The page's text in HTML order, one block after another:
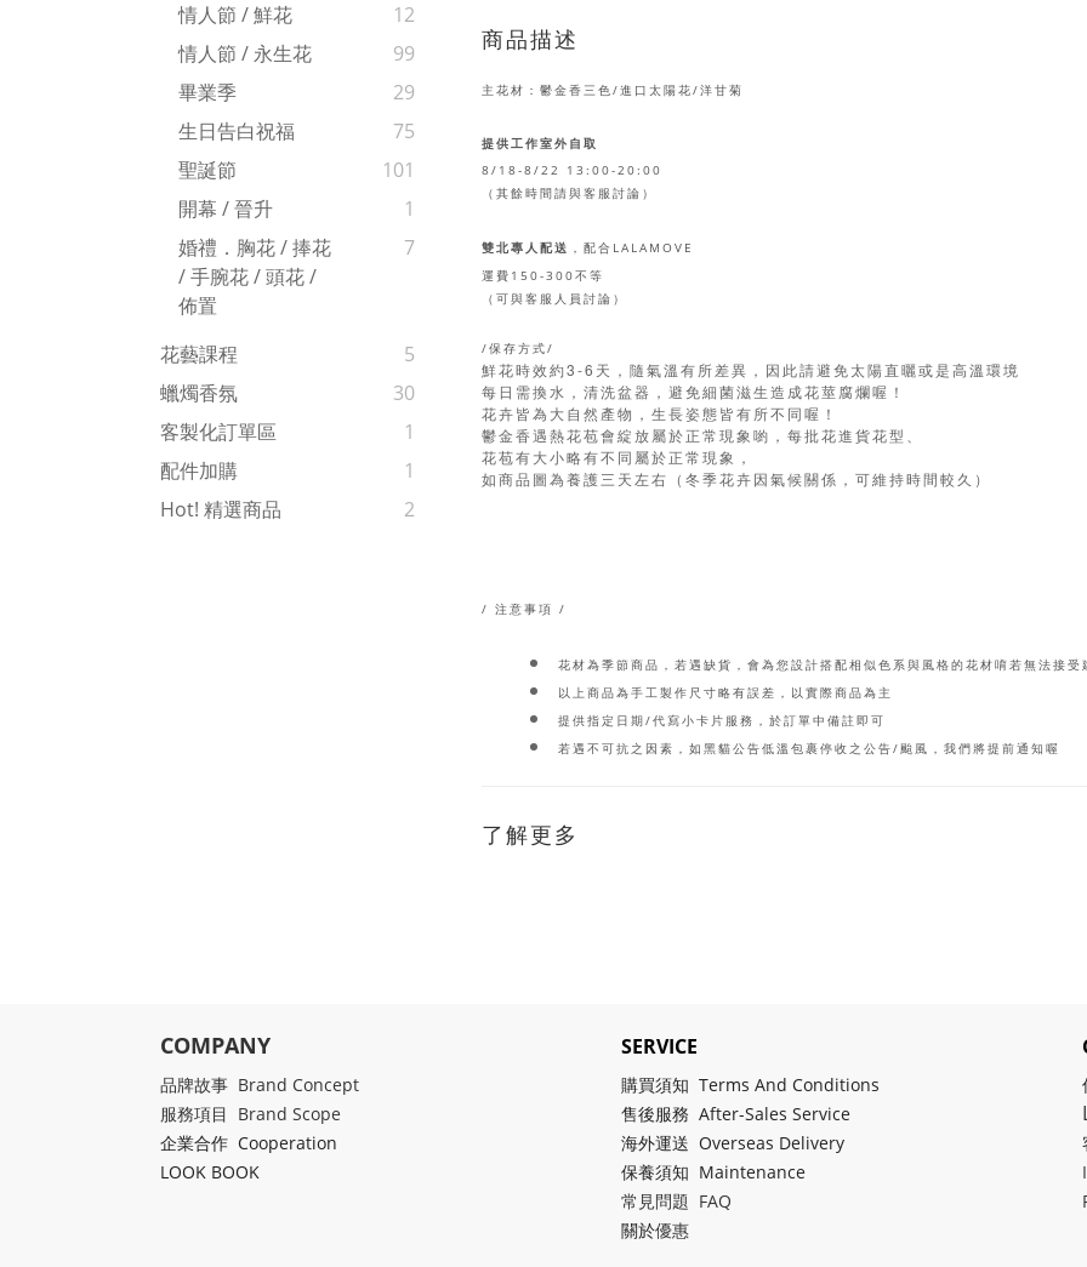
情人節 / 鮮花
12
情人節 / 永生花
99
畢業季
29
生日告白祝福
75
聖誕節
101
開幕 / 晉升
1
婚禮．胸花 / 捧花
/ 手腕花 / 頭花 /
佈置
7
花藝課程
5
蠟燭香氛
30
客製化訂單區
1
配件加購
1
Hot! 精選商品
2
商品描述
主花材：鬱金香三色/進口太陽花/洋甘菊
提供工作室外自取
8/18-8/22 13:00-20:00
（其餘時間請與客服討論）
雙北專人配送 ，配合 LALAMOVE
運費 150-300不等
（可與客服人員討論）
/保存方式/
鮮花時效約3-6 天，隨氣溫有所差異，因此請避免太陽直曬或是高溫環境
每日需換水，清洗盆器，避免細菌滋生造成花莖腐爛喔！
花卉皆為大自然產物，生長姿態皆有所不同喔！
鬱金香遇熱花苞會綻放屬於正常現象喲，每批花進貨花型、
花苞有大小略有不同屬於正常現象，
如商品圖為養護三天左右（冬季花卉因氣候關係，可維持時間較久）
/ 注意事項 /
花材為季節商品，若遇缺貨，會為您設計搭配相似色系與風格的花材唷若無法接受
以上商品為手工製作尺寸略有誤差，以實際商品為主
提供指定日期/代寫小卡片服務，於訂單中備註即可
若遇不可抗之因素，如黑貓公告低溫包裹停收之公告/颱風，我們將提前通知喔
了解更多
COMPANY
品牌故事 Brand Concept
服務項目 Brand Scope
企業合作 Cooperation
LOOK BOOK
SERVICE
購買須知 Terms And Conditions
售後服務 After-Sales Service
海外運送 Overseas Delivery
保養須知 Maintenance
常見問題 FAQ
關於優惠